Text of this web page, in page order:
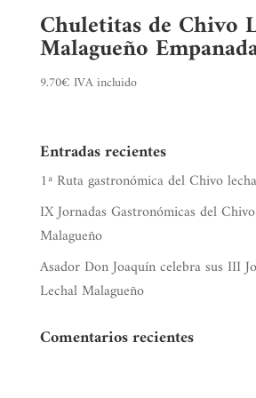
Chuletitas de Chivo
Malagueño
9.70€ IVA incluido
Entradas recientes
1ª Ruta gastronómica del Chivo
IX Jornadas Gastronómicas del
Malagueño
Asador Don Joaquín celebra sus III
Lechal Malagueño
Comentarios recientes